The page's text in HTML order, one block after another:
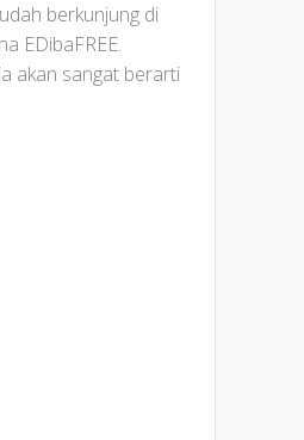
berkunjung di
EDibaFREE.
akan sangat berarti